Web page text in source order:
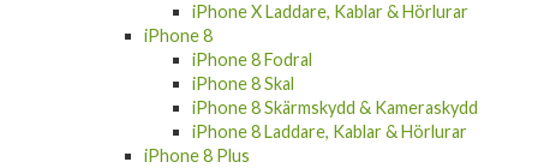
iPhone X Laddare, Kablar & Hörlurar
iPhone 8
iPhone 8 Fodral
iPhone 8 Skal
iPhone 8 Skärmskydd & Kameraskydd
iPhone 8 Laddare, Kablar & Hörlurar
iPhone 8 Plus